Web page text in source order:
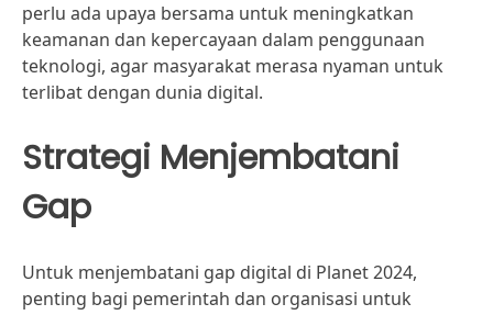
perlu ada upaya bersama untuk meningkatkan
keamanan dan kepercayaan dalam penggunaan
teknologi, agar masyarakat merasa nyaman untuk
terlibat dengan dunia digital.
Strategi Menjembatani
Gap
Untuk menjembatani gap digital di Planet 2024,
penting bagi pemerintah dan organisasi untuk